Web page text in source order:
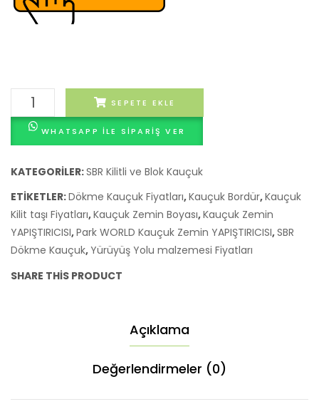
x
Blok
adet
SEPETE EKLE
WHATSAPP ILE SIPARIŞ VER
KATEGORILER:SBR Kilitli ve Blok Kauçuk
ETIKETLER:Dökme Kauçuk Fiyatları,Kauçuk Bordür,Kauçuk
Kilit taşı Fiyatları,Kauçuk Zemin Boyası,Kauçuk Zemin
YAPIŞTIRICISI,Park WORLD Kauçuk Zemin YAPIŞTIRICISI,SBR
Dökme Kauçuk,Yürüyüş Yolu malzemesi Fiyatları
SHARE THIS PRODUCT
Açıklama
Değerlendirmeler (0)